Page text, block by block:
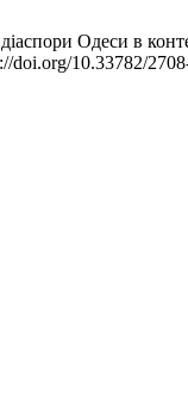
Одеси в
10.33782/